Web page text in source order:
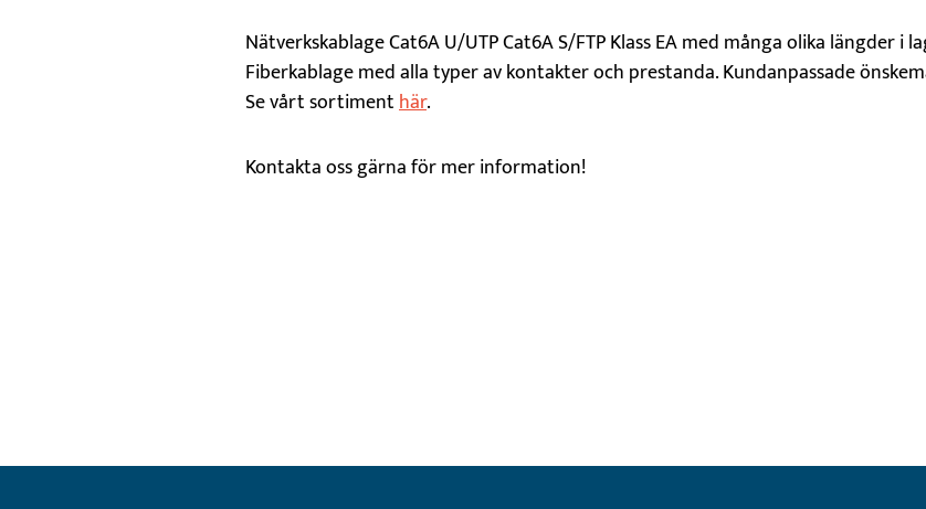
Nätverkskablage Cat6A U/UTP Cat6A S/FTP Klass EA med många olika längder i
Fiberkablage med alla typer av kontakter och prestanda. Kundanpassade
Se vårt sortimenthär.
Kontakta oss gärna för mer information!